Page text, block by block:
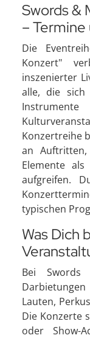
Swords &
–
Die
Konzert"
inszenierter
alle, die sich
Konzertreihe
an
Elemente
aufgreifen.
typischen
Was Dich
Bei Swords
Lauten,
Die Konzerte
oder Show-